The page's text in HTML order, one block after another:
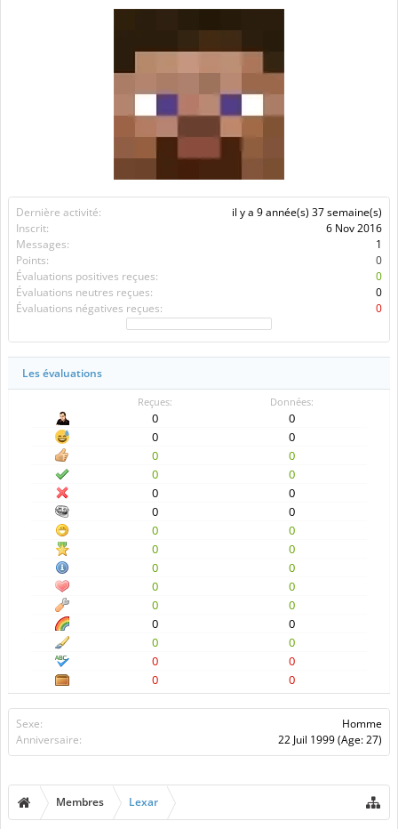
Dernière activité:
il y a 9 année(s) 37 semaine(s)
Inscrit:
6 Nov 2016
Messages:
1
Points:
0
Évaluations positives reçues:
0
Évaluations neutres reçues:
0
Évaluations négatives reçues:
0
Les évaluations
Reçues: Données:
0
0
0
0
0
0
0
0
0
0
0
0
0
0
0
0
0
0
0
0
0
0
0
0
0
0
0
0
0
0
Sexe:
Homme
Anniversaire:
22 Juil 1999(Age: 27)
Membres Lexar